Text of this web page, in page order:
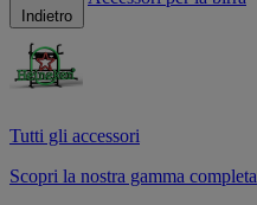
Indietro
Tutti gli accessori
Scopri la nostra gamma completa